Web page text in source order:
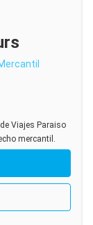
Viajes Paraiso
mercantil.